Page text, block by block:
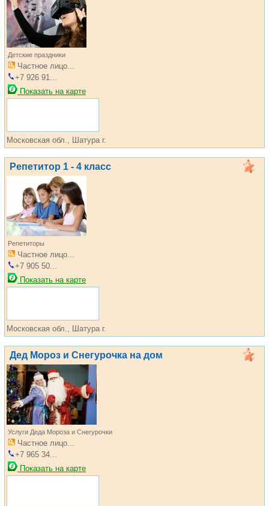
Детские праздники
Частное лицо...
+7 926 91...
Показать на карте
Московская обл., Шатура г.
Репетитор 1 - 4 класс
Репетиторы
Частное лицо...
+7 905 50...
Показать на карте
Московская обл., Шатура г.
Дед Мороз и Снегурочка на дом
Услуги Деда Мороза и Снегурочки
Частное лицо...
+7 965 34...
Показать на карте